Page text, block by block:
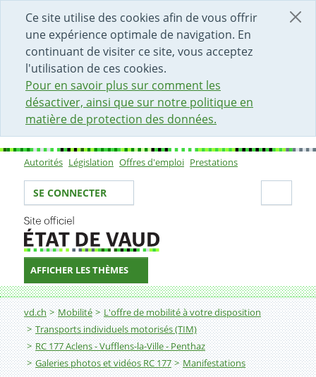
Ce site utilise des cookies afin de vous offrir
une expérience optimale de navigation. En
continuant de visiter ce site, vous acceptez
l'utilisation de ces cookies.
Pour en savoir plus sur comment les
désactiver, ainsi que sur notre politique en
matière de protection des données.
DÉBUT DU CONTENU DE LA PAGE
ACCÈS AU CHAMP DE RECHERCHE
PAGE D'ACCUEIL
FORMULAIRE DE CONTACT
Sous-navigation
Autorités Législation Offres d'emploi Prestations
Votre identité
SE CONNECTER
AFFICHER LES THÈMES
Fil d'Ariane
vd.ch Mobilité
L'offre de mobilité à votre disposition
Transports individuels motorisés (TIM)
RC 177 Aclens - Vufflens-la-Ville - Penthaz
Galeries photos et vidéos RC 177
Manifestations